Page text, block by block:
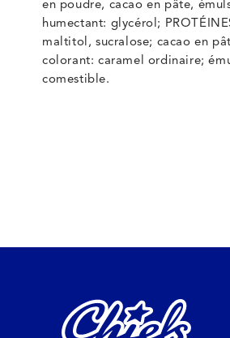
en poudre, cacao en pâte,
humectant: glycérol;
maltitol, sucralose; cacao en
colorant: caramel ordinaire;
comestible.